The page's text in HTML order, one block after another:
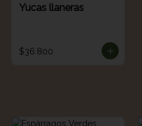
Yucas llaneras
$36.800